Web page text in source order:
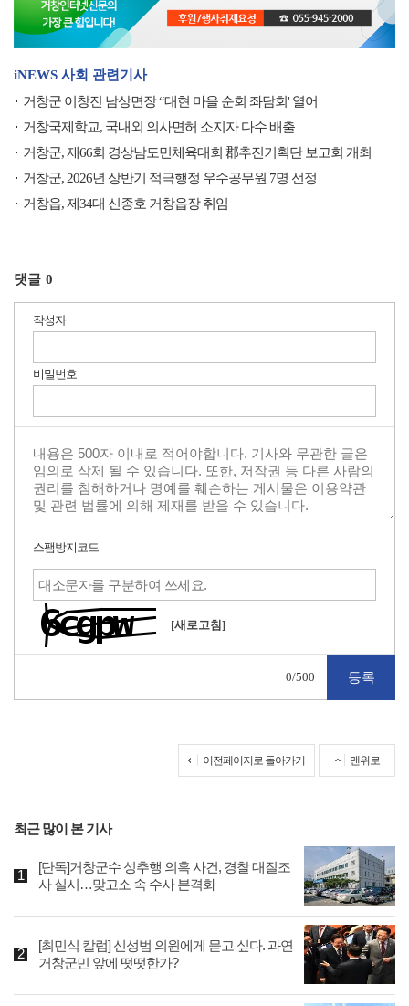
iNEWS 사회 관련기사
거창군 이창진 남상면장 “대현 마을 순회 좌담회' 열어
거창국제학교, 국내외 의사면허 소지자 다수 배출
거창군, 제66회 경상남도민체육대회 郡추진기획단 보고회 개최
거창군, 2026년 상반기 적극행정 우수공무원 7명 선정
거창읍, 제34대 신종호 거창읍장 취임
댓글 0
작성자
비밀번호
스팸방지코드
[새로고침]
0/500
이전페이지로 돌아가기 맨위로
최근 많이 본 기사
[단독]거창군수 성추행 의혹 사건, 경찰 대질조
사 실시…맞고소 속 수사 본격화
[최민식 칼럼] 신성범 의원에게 묻고 싶다. 과연
거창군민 앞에 떳떳한가?